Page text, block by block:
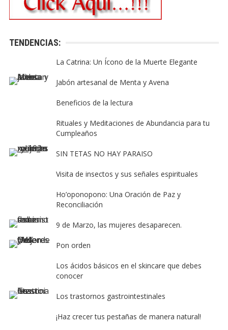
TENDENCIAS:
La Catrina: Un Ícono de la Muerte Elegante
Jabón artesanal de Menta y Avena
Beneficios de la lectura
Rituales y Meditaciones de Abundancia para tu
Cumpleaños
SIN TETAS NO HAY PARAISO
Visita de insectos y sus señales espirituales
Ho’oponopono: Una Oración de Paz y
Reconciliación
9 de Marzo, las mujeres desaparecen.
Pon orden
Los ácidos básicos en el skincare que debes
conocer
Los trastornos gastrointestinales
¡Haz crecer tus pestañas de manera natural!